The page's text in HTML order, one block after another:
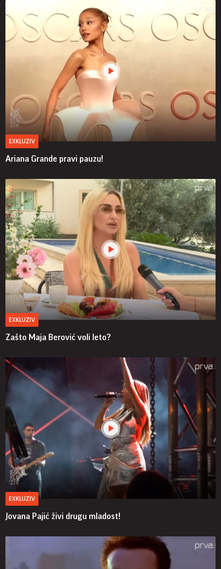
EXKLUZIV
Ariana Grande pravi pauzu!
EXKLUZIV
Zašto Maja Berović voli leto?
EXKLUZIV
Jovana Pajić živi drugu mladost!